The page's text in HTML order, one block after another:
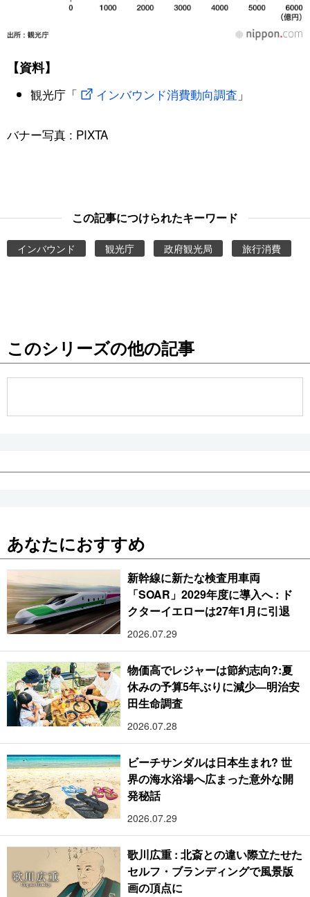
【資料】
観光庁「 インバウンド消費動向調査 」
バナー写真 : PIXTA
この記事につけられたキーワード
インバウンド 観光庁 政府観光局 旅行消費
このシリーズの他の記事
あなたにおすすめ
新幹線に新たな検査用車両
「SOAR」2029年度に導入へ : ド
クターイエローは27年1月に引退
2026.07.29
物価高でレジャーは節約志向?:夏
休みの予算5年ぶりに減少―明治安
田生命調査
2026.07.28
ビーチサンダルは日本生まれ? 世
界の海水浴場へ広まった意外な開
発秘話
2026.07.29
歌川広重 : 北斎との違い際立たせた
セルフ・ブランディングで風景版
画の頂点に